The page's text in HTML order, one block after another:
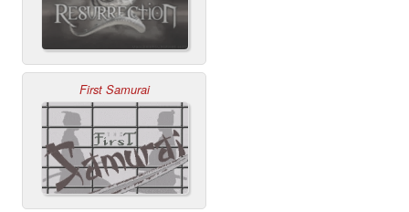
First Samurai